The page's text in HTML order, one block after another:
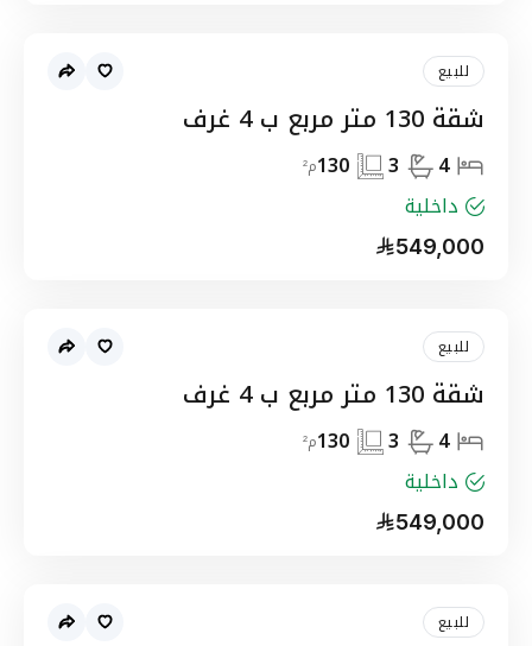
للبيع
شقة 130 متر مربع ب 4 غرف
4
3
130م²
داخلية
549,000
للبيع
شقة 130 متر مربع ب 4 غرف
4
3
130م²
داخلية
549,000
للبيع